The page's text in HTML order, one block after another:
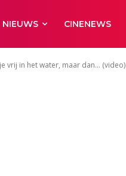
NIEUWS CINENEWS
vrij in het water, maar dan… (video)